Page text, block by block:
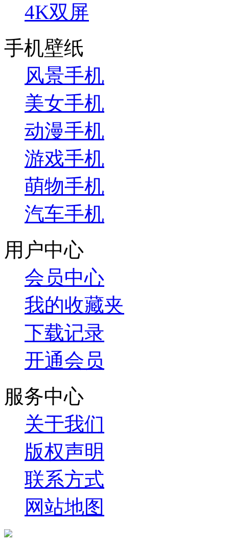
4K双屏
手机壁纸
风景手机
美女手机
动漫手机
游戏手机
萌物手机
汽车手机
用户中心
会员中心
我的收藏夹
下载记录
开通会员
服务中心
关于我们
版权声明
联系方式
网站地图